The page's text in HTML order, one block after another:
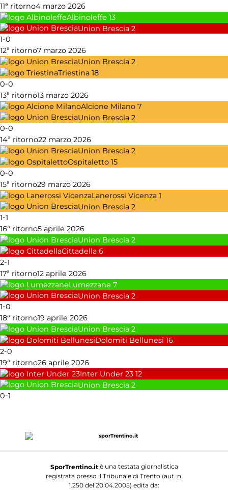
11ª ritorno4 marzo 2026
Albinoleffe 13
Union Brescia 2
1-0
12ª ritorno7 marzo 2026
Union Brescia 2
Triestina 18
0-0
13ª ritorno13 marzo 2026
Alcione Milano 7
Union Brescia 2
0-0
14ª ritorno22 marzo 2026
Union Brescia 2
Ospitaletto 15
0-0
15ª ritorno29 marzo 2026
Lanerossi Vicenza 1
Union Brescia 2
1-1
16ª ritorno5 aprile 2026
Union Brescia 2
Cittadella 6
2-1
17ª ritorno12 aprile 2026
Lumezzane 7
Union Brescia 2
1-0
18ª ritorno19 aprile 2026
Union Brescia 2
Dolomiti Bellunesi 16
2-0
19ª ritorno26 aprile 2026
Inter Under 23 12
Union Brescia 2
0-1
SporTrentino.itè una testata giornalistica
registrata presso il Tribunale di Trento (aut. n.
1.250 del 20.04.2005) edita da: